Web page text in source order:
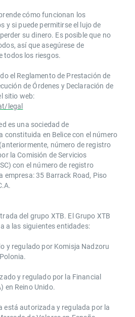
cómo funcionan los
y si puede permitirse el lujo de
su dinero. Es posible que no
así que asegúrese de
todos los riesgos.
el Reglamento de Prestación de
de Órdenes y Declaración de
sitio web:
legal
es una sociedad de
constituida en Belice con el número
número de registro
la Comisión de Servicios
con el número de registro
empresa: 35 Barrack Road, Piso
del grupo XTB. El Grupo XTB
a las siguientes entidades:
y regulado por Komisja Nadzoru
y regulado por la ​Financial
en ​​Reino Unido.
está autorizada y regulada por la